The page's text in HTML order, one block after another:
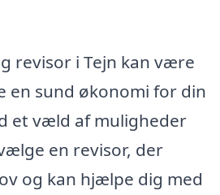
revisor i Tejn kan være
en sund økonomi for din
et væld af muligheder
en revisor, der
og kan hjælpe dig med